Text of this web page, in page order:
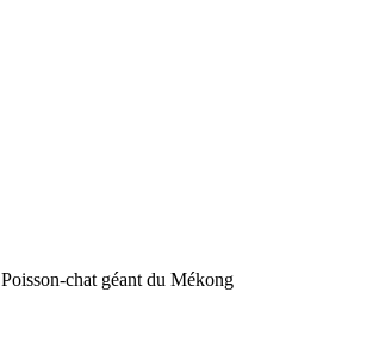
Poisson-chat géant du Mékong